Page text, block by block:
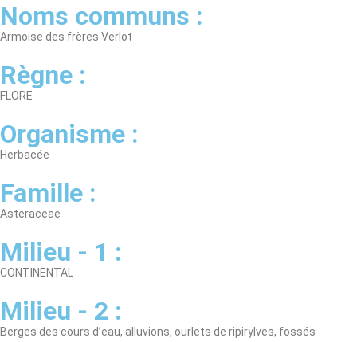
Noms communs :
Armoise des frères Verlot
Règne :
FLORE
Organisme :
Herbacée
Famille :
Asteraceae
Milieu - 1 :
CONTINENTAL
Milieu - 2 :
Berges des cours d’eau, alluvions, ourlets de ripirylves, fossés